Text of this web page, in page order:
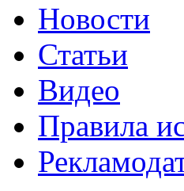
Новости
Статьи
Видео
Правила